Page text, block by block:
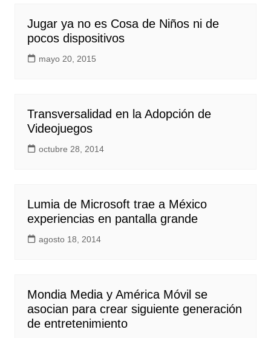
Jugar ya no es Cosa de Niños ni de
pocos dispositivos
mayo 20, 2015
Transversalidad en la Adopción de
Videojuegos
octubre 28, 2014
Lumia de Microsoft trae a México
experiencias en pantalla grande
agosto 18, 2014
Mondia Media y América Móvil se
asocian para crear siguiente generación
de entretenimiento